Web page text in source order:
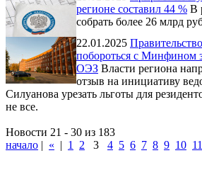
регионе составил 44 % В
собрать более 26 млрд
22.01.2025
побороться с Минфином
ОЭЗ Власти региона
отзыв на инициативу
Силуанова урезать льготы для
не все.
Новости 21 - 30 из 183
начало | « | 1 2 3 4 5 6 7 8 9 10 11